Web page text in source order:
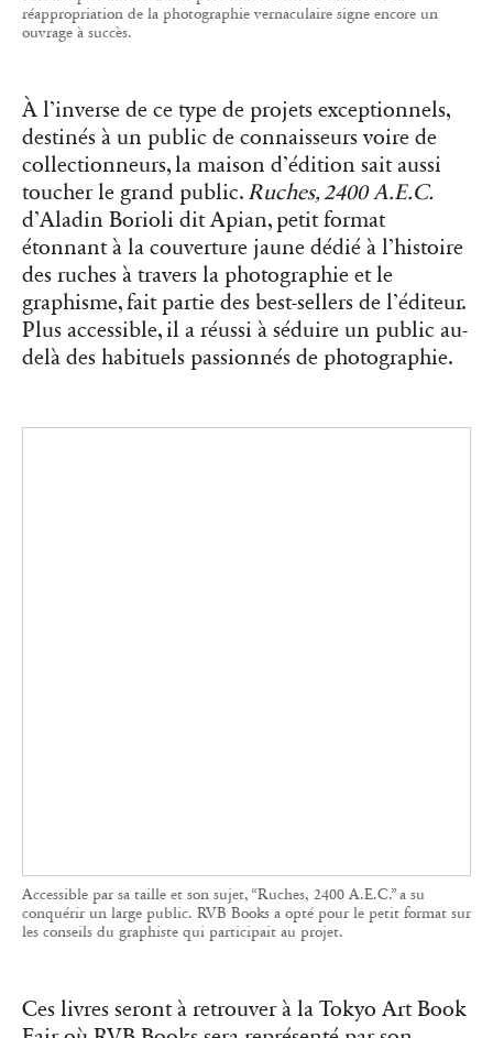
collectionneurs, la maison d’édition sait aussi
toucher le grand public.
étonnant à la couverture jaune dédié à l’histoire
des ruches à travers la photographie et le
graphisme, fait partie des best-sellers de l’éditeur.
Plus accessible, il a réussi à séduire un public au-
delà des habituels passionnés de photographie.
auprès du public japonais.